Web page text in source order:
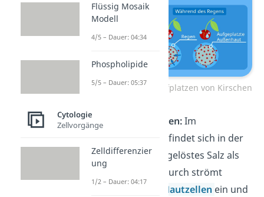
Osmose-Beispiel: Aufplatzen von Kirschen
Haut beim Baden:Im
Badewasser befindet sich in der
Regel weniger gelöstes Salz als
im Körper. Dadurch strömt
Hautzellen ein und
Flüssig Mosaik
Modell
4/5 – Dauer: 04:34
Phospholipide
5/5 – Dauer: 05:37
Cytologie
Zellvorgänge
Zelldifferenzier
ung
1/2 – Dauer: 04:17